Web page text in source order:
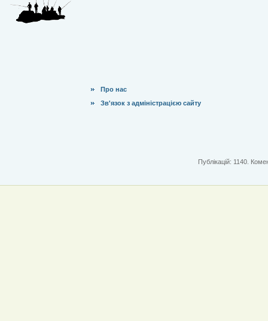
Про нас
Зв'язок з адміністрацією сайту
Публікацій: 1140.